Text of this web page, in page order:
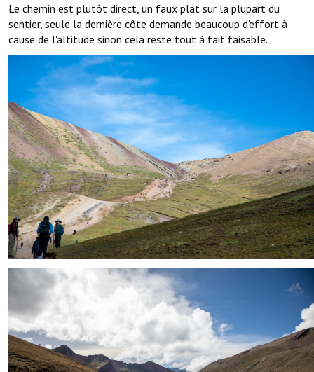
Le chemin est plutôt direct, un faux plat sur la plupart du
sentier, seule la dernière côte demande beaucoup d'effort à
cause de l'altitude sinon cela reste tout à fait faisable.